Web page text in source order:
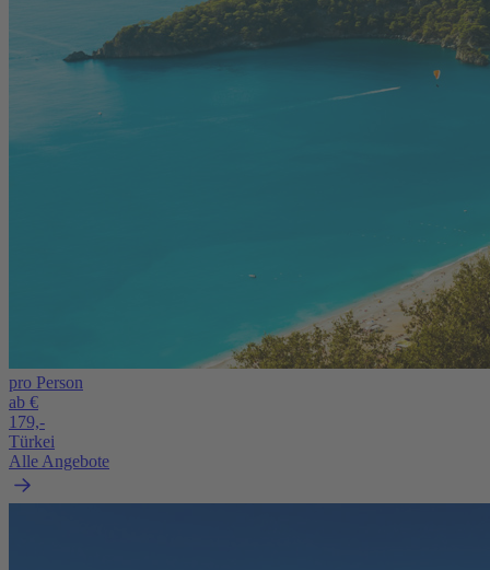
pro Person
ab €
179,-
Türkei
Alle Angebote